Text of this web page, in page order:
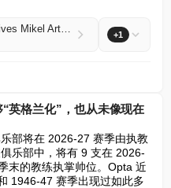
Versatile Bruno Guimarães gives Mikel Arteta options to shuffle midfield pack | Ed Aarons +1
英格兰化”，也从未像现在
部将在 2026-27 赛季由执教
乐部中，将有 9 支在 2026-
末的教练执掌帅位。Opta 近
1946-47 赛季出现过如此多